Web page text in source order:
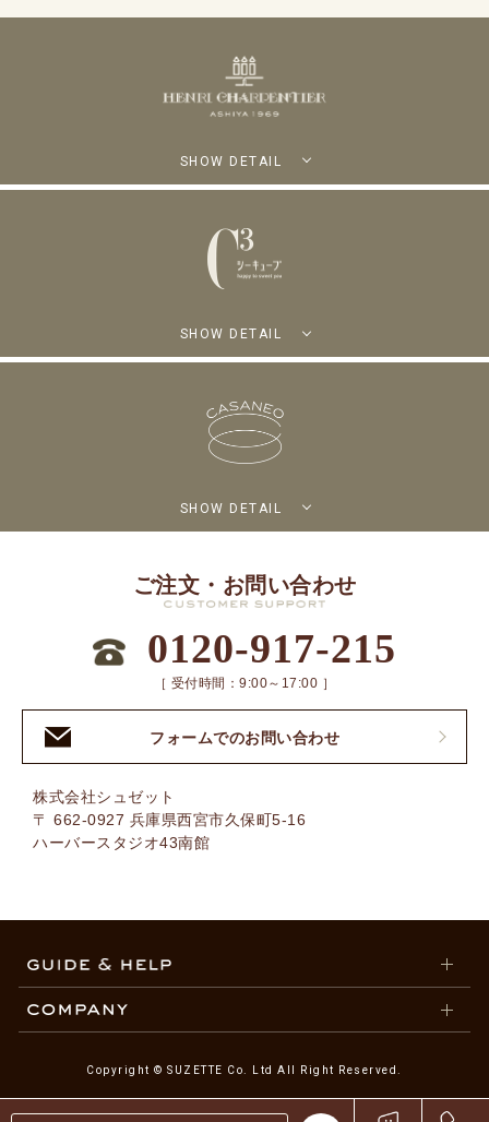
SHOW DETAIL
SHOW DETAIL
SHOW DETAIL
ご注文・お問い合わせ
0120-917-215
［ 受付時間：9:00～17:00 ］
フォームでのお問い合わせ
株式会社シュゼット
〒 662-0927 兵庫県西宮市久保町5-16
ハーバースタジオ43南館
Copyright © SUZETTE Co. Ltd All Right Reserved.